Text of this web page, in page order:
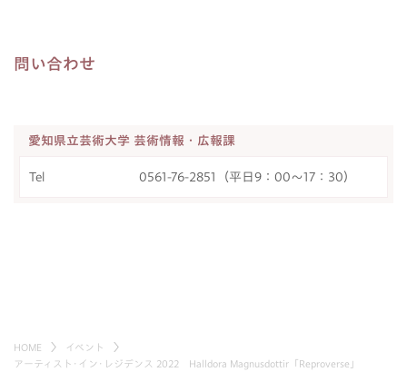
問い合わせ
愛知県立芸術大学 芸術情報・広報課
Tel 0561-76-2851（平日9：00～17：30）
HOME
イベント
アーティスト･イン･レジデンス 2022 Halldora Magnusdottir「Reproverse」